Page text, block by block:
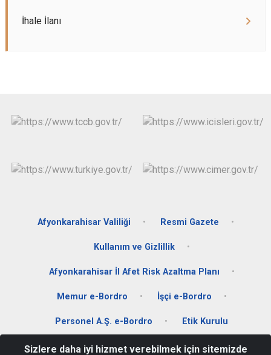
İhale İlanı
Afyonkarahisar Valiliği Resmi Gazete
Kullanım ve Gizlillik
Afyonkarahisar İl Afet Risk Azaltma Planı
Memur e-Bordro İşçi e-Bordro
Personel A.Ş. e-Bordro Etik Kurulu
Dörtyol Mah. Kudüs Bulvarı No:1 İl Özel İdaresi AFYONKARAHİSAR
Sizlere daha iyi hizmet verebilmek için sitemizde